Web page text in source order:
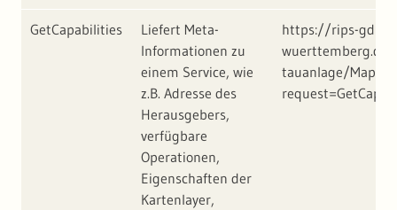
GetCapabilities
Liefert Meta-
Informationen zu
einem Service, wie
z.B. Adresse des
Herausgebers,
verfügbare
Operationen,
Eigenschaften der
Kartenlayer,
https://rips-
tauanlage/